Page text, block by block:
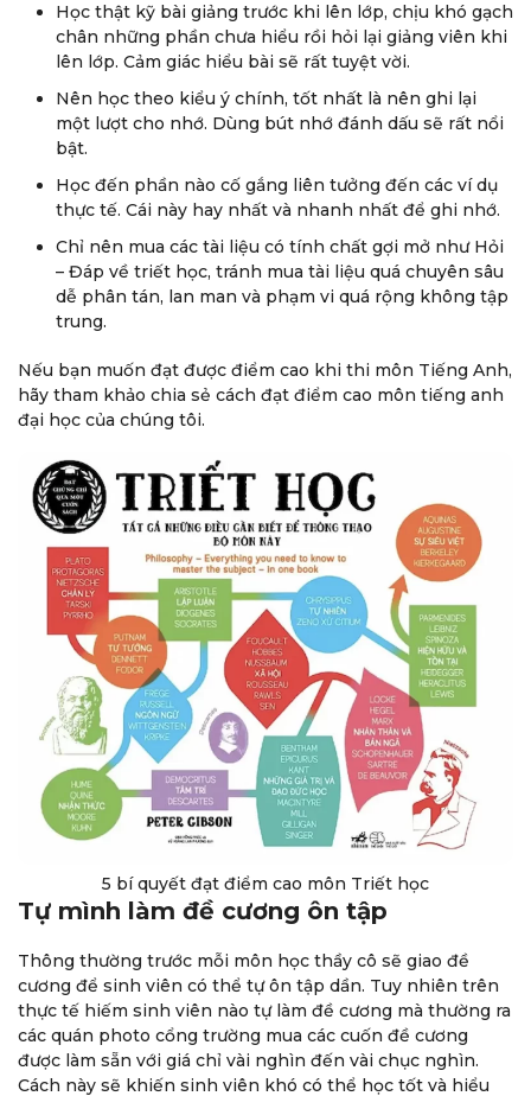
Học thật kỹ bài giảng trước khi lên lớp, chịu khó gạch
chân những phần chưa hiểu rồi hỏi lại giảng viên khi
lên lớp. Cảm giác hiểu bài sẽ rất tuyệt vời.
Nên học theo kiểu ý chính, tốt nhất là nên ghi lại
một lượt cho nhớ. Dùng bút nhớ đánh dấu sẽ rất nổi
bật.
Học đến phần nào cố gắng liên tưởng đến các ví dụ
thực tế. Cái này hay nhất và nhanh nhất để ghi nhớ.
Chỉ nên mua các tài liệu có tính chất gợi mở như Hỏi
– Đáp về triết học, tránh mua tài liệu quá chuyên sâu
dễ phân tán, lan man và phạm vi quá rộng không tập
trung.
Nếu bạn muốn đạt được điểm cao khi thi môn Tiếng Anh,
hãy tham khảo chia sẻ cách đạt điểm cao môn tiếng anh
đại học của chúng tôi.
5 bí quyết đạt điểm cao môn Triết học
Tự mình làm đề cương ôn tập
Thông thường trước mỗi môn học thầy cô sẽ giao đề
cương để sinh viên có thể tự ôn tập dần. Tuy nhiên trên
thực tế hiếm sinh viên nào tự làm đề cương mà thường ra
các quán photo cổng trường mua các cuốn đề cương
được làm sẵn với giá chỉ vài nghìn đến vài chục nghìn.
Cách này sẽ khiến sinh viên khó có thể học tốt và hiểu